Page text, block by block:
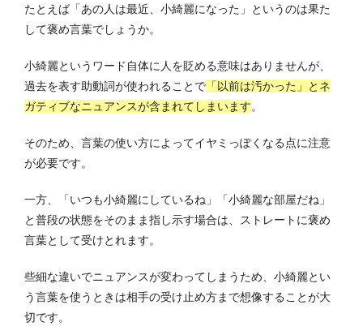
たとえば「あの人は最近、小綺麗になった」というのは果た
して褒め言葉でしょうか。
小綺麗というワード自体に人を貶める意味はありませんが、
過去を表す助動詞が使われることで 「以前は汚かった」とネ
ガティブなニュアンスが含まれてしまいます。
そのため、言葉の使い方によってイヤミっぽくなる点に注意
が必要です。
一方、「いつも小綺麗にしているね」「小綺麗な部屋だね」
と普段の状態をそのまま指し示す場合は、ストレートに褒め
言葉として受けとれます。
些細な違いでニュアンスが変わってしまうため、小綺麗とい
う言葉を使うときは相手の受け止め方まで想像することが大
切です。